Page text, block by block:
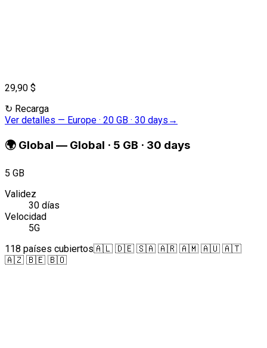
29,90 $
↻ Recarga
Ver detalles — Europe · 20 GB · 30 days →
🌍 Global — Global · 5 GB · 30 days
5 GB
Validez
30 días
Velocidad
5G
118 países cubiertos🇦🇱 🇩🇪 🇸🇦 🇦🇷 🇦🇲 🇦🇺 🇦🇹
🇦🇿 🇧🇪 🇧🇴